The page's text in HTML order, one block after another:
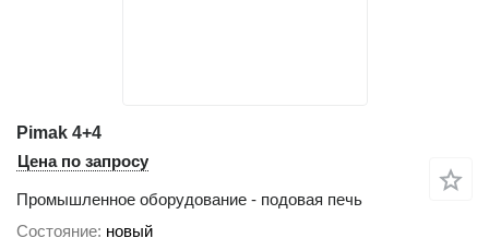
Pimak 4+4
Цена по запросу
Промышленное оборудование - подовая печь
Состояние новый